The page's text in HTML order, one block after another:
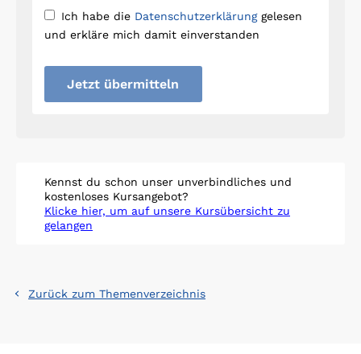
Ich habe die Datenschutzerklärunggelesen
und erkläre mich damit einverstanden
Jetzt übermitteln
Kennst du schon unser unverbindliches und
kostenloses Kursangebot?
Klicke hier, um auf unsere Kursübersicht zu
gelangen
Zurück zum Themenverzeichnis